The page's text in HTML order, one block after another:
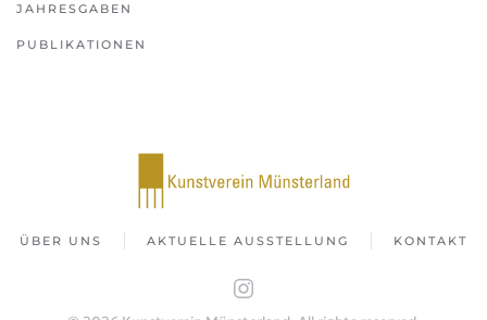
JAHRESGABEN
PUBLIKATIONEN
ÜBER UNS AKTUELLE AUSSTELLUNG KONTAKT